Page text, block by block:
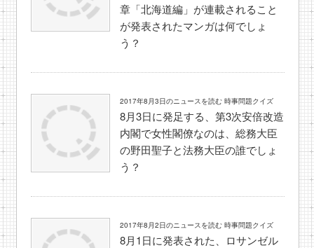
章「北海道編」が連載されること
が発表されたマンガは何でしょ
う？
2017年8月3日のニュースを読む 時事問題クイズ
8月3日に発足する、第3次安倍改造
内閣で女性閣僚なのは、総務大臣
の野田聖子と法務大臣の誰でしょ
う？
2017年8月2日のニュースを読む 時事問題クイズ
8月1日に発表された、ロサンゼル